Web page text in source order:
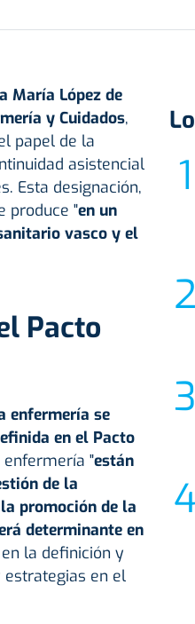
María López de
y Cuidados,
papel de la
asistencial
Esta designación,
produce "en un
vasco y el
Pacto
enfermería se
en el Pacto
enfermería "están
de la
promoción de la
determinante en
la definición y
en el
Lo